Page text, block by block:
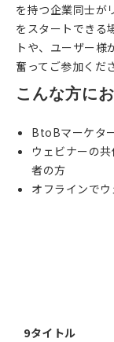
を持つ企業同士が
をスタートできる
トや、ユーザー様
奮ってご参加くだ
こんな方に
BtoBマーケタ
ウェビナーの
者の方
オフラインで
9タイトル